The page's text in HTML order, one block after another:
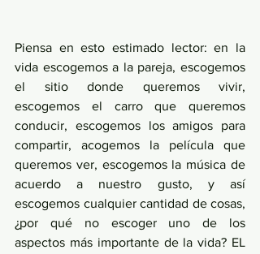
Piensa en esto estimado lector: en la
vida escogemos a la pareja, escogemos
el sitio donde queremos vivir,
escogemos el carro que queremos
conducir, escogemos los amigos para
compartir, acogemos la película que
queremos ver, escogemos la música de
acuerdo a nuestro gusto, y así
escogemos cualquier cantidad de cosas,
¿por qué no escoger uno de los
aspectos más importante de la vida? EL